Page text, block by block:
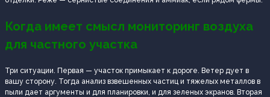
Когда имеет смысл мониторинг воздуха
для частного участка
Три ситуации. Первая — участок примыкает к дороге. Ветер дует в
вашу сторону. Тогда анализ взвешенных частиц и тяжелых металлов в
пыли дает аргументы и для планировки, и для зеленых экранов. Вторая